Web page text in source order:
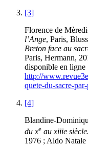
[3]
Florence de
l’Ange, Paris,
Breton face au
Paris, Hermann,
disponible en ligne
http://
quete-du-sacre-
[4]
Blandine-
du xe au xiiie
1976 ; Aldo Natale